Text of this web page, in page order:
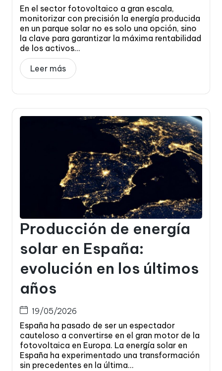
En el sector fotovoltaico a gran escala,
monitorizar con precisión la energía producida
en un parque solar no es solo una opción, sino
la clave para garantizar la máxima rentabilidad
de los activos...
Leer más
Producción de energía
solar en España:
evolución en los últimos
años
19/05/2026
España ha pasado de ser un espectador
cauteloso a convertirse en el gran motor de la
fotovoltaica en Europa. La energía solar en
España ha experimentado una transformación
sin precedentes en la última...